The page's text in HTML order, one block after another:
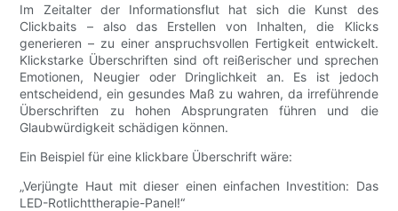
Im Zeitalter der Informationsflut hat sich die Kunst des
Clickbaits – also das Erstellen von Inhalten, die Klicks
generieren – zu einer anspruchsvollen Fertigkeit entwickelt.
Klickstarke Überschriften sind oft reißerischer und sprechen
Emotionen, Neugier oder Dringlichkeit an. Es ist jedoch
entscheidend, ein gesundes Maß zu wahren, da irreführende
Überschriften zu hohen Absprungraten führen und die
Glaubwürdigkeit schädigen können.
Ein Beispiel für eine klickbare Überschrift wäre:
„Verjüngte Haut mit dieser einen einfachen Investition: Das
LED-Rotlichttherapie-Panel!“